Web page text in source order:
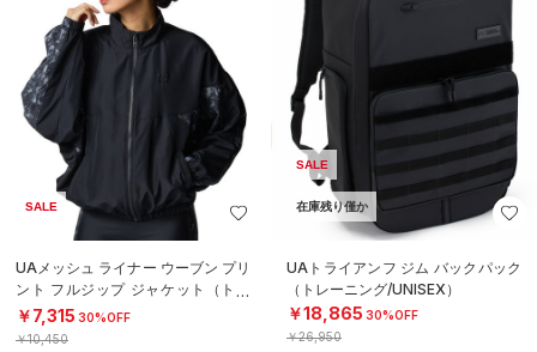
SALE
UAメッシュ ライナー ウーブン プリ
ント フルジップ ジャケット（トレ
ーニング/WOMEN）
￥7,315 30%OFF
￥10,450
SALE
在庫残り僅か
UAトライアンフ ジム バックパック
（トレーニング/UNISEX）
￥18,865 30%OFF
￥26,950